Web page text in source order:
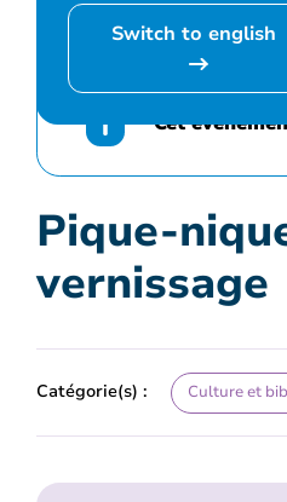
Switch to english
Cet
Pique-
vernissage
Catégorie(s) : Culture et